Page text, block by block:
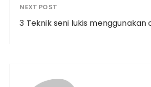
NEXT POST
3 Teknik seni lukis menggunakan